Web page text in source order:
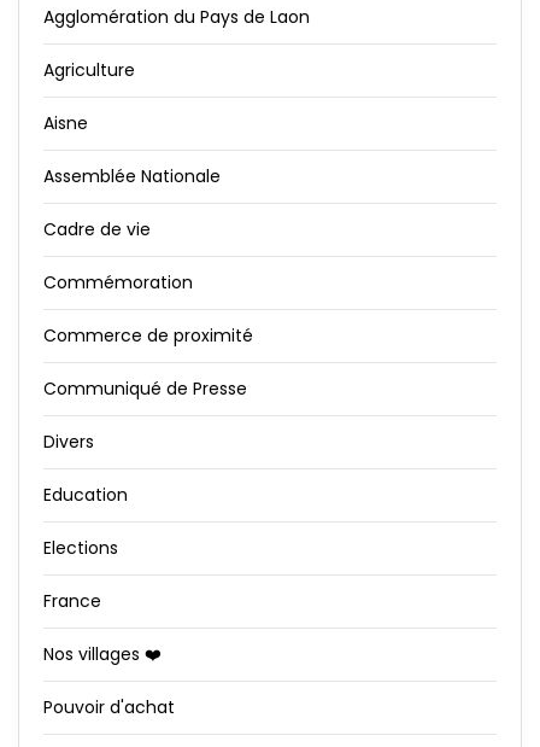
Agglomération du Pays de Laon
Agriculture
Aisne
Assemblée Nationale
Cadre de vie
Commémoration
Commerce de proximité
Communiqué de Presse
Divers
Education
Elections
France
Nos villages ❤️
Pouvoir d'achat